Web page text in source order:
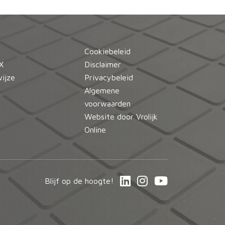
Cookiebeleid
Disclaimer
Privacybeleid
Algemene
voorwaarden
Website door Vrolijk
Online
Blijf op de hoogte!